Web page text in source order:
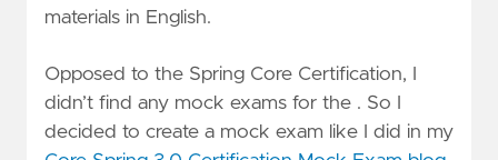
materials in English.
Opposed to the Spring Core Certification, I
didn’t find any mock exams for the . So I
decided to create a mock exam like I did in my